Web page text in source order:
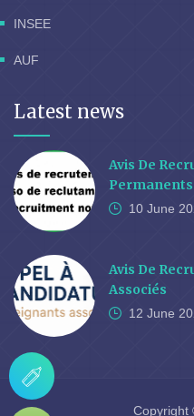
INSEE
AUF
Latest news
Avis De
Permanents
10 June
Avis De
Associés
12 June
Copyright